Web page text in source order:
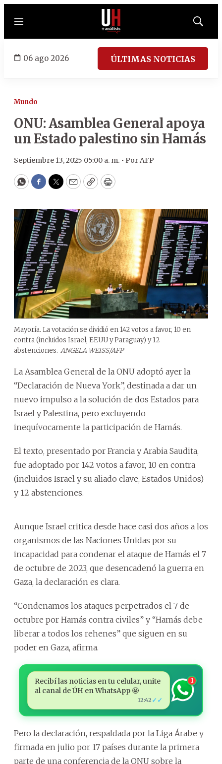
Menú
Mostrar
06 ago 2026 ÚLTIMAS NOTICIAS
Mundo
ONU: Asamblea General apoya
un Estado palestino sin Hamás
Septiembre 13, 2025 05:00 a. m. • PorAFP
WhatsApp
Facebook
Twitter
EmailCopyPrint
Mayoría. La votación se dividió en 142 votos a favor, 10 en
contra (incluidos Israel, EEUU y Paraguay) y 12
abstenciones. ANGELA WEISS/AFP
La Asamblea General de la ONU adoptó ayer la
“Declaración de Nueva York”, destinada a dar un
nuevo impulso a la solución de dos Estados para
Israel y Palestina, pero excluyendo
inequívocamente la participación de Hamás.
El texto, presentado por Francia y Arabia Saudita,
fue adoptado por 142 votos a favor, 10 en contra
(incluidos Israel y su aliado clave, Estados Unidos)
y 12 abstenciones.
Aunque Israel critica desde hace casi dos años a los
organismos de las Naciones Unidas por su
incapacidad para condenar el ataque de Hamás el 7
de octubre de 2023, que desencadenó la guerra en
Gaza, la declaración es clara.
“Condenamos los ataques perpetrados el 7 de
octubre por Hamás contra civiles” y “Hamás debe
liberar a todos los rehenes” que siguen en su
poder en Gaza, afirma.
Recibí las noticias en tu celular, unite
al canal de ÚH en WhatsApp 🤩
12:42 ✓✓
1
Pero la declaración, respaldada por la Liga Árabe y
firmada en julio por 17 países durante la primera
parte de una conferencia de la ONU sobre la